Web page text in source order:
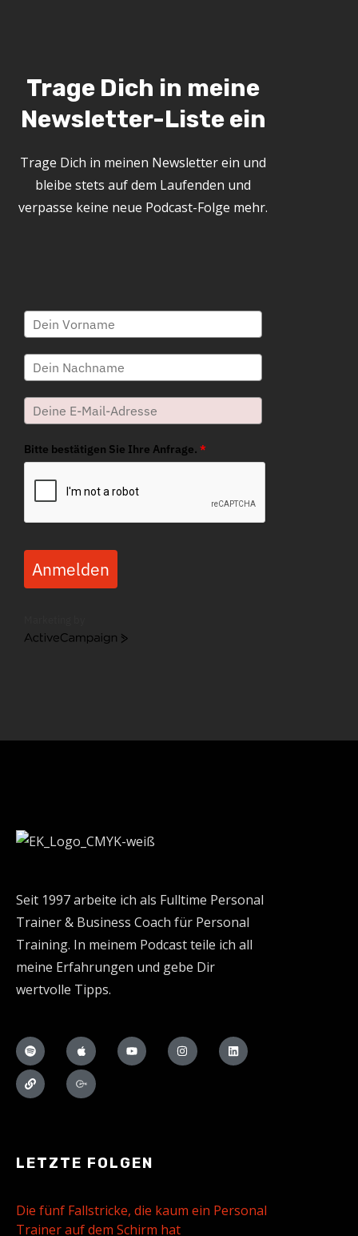
Trage Dich in meine
Newsletter-Liste ein
Trage Dich in meinen Newsletter ein und
bleibe stets auf dem Laufenden und
verpasse keine neue Podcast-Folge mehr.
Bitte bestätigen Sie Ihre Anfrage. *
Anmelden
ActiveCampaign
Seit 1997 arbeite ich als Fulltime Personal
Trainer & Business Coach für Personal
Training. In meinem Podcast teile ich all
meine Erfahrungen und gebe Dir
wertvolle Tipps.
LETZTE FOLGEN
Die fünf Fallstricke, die kaum ein Personal
Trainer auf dem Schirm hat